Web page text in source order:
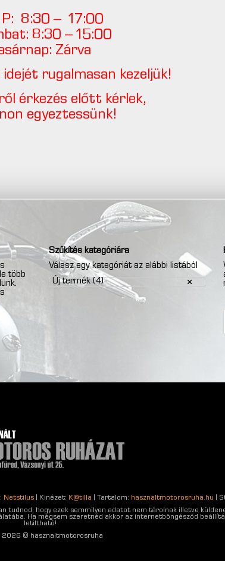
P: 8:30 – 17:00
8:30 – 15:00
Zárva
rugalmasan kezeljük!
érkezés előtt kérlek,
egyeztessünk!
több
Szűkítés kategóriára
Válasz egy kategóriát az alábbi listából
Új termék(4)
Netstilus| Kinézet: K@tilla | Tartalom: hasznaltmotorosruha.hu |
tudnod, hogy ezek semmilyen adatot nem tárolnak illetve
Ha mégsem szeretnéd akkor az internetböngésződ
letiltható!
2026 © hasznaltmotorosruha